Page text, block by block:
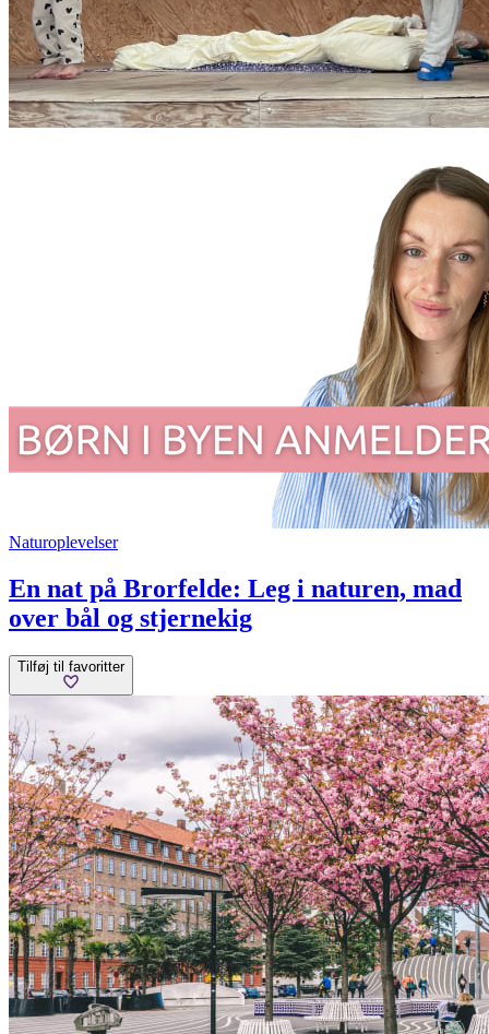
Naturoplevelser
En nat på Brorfelde: Leg i naturen, mad
over bål og stjernekig
Tilføj til favoritter